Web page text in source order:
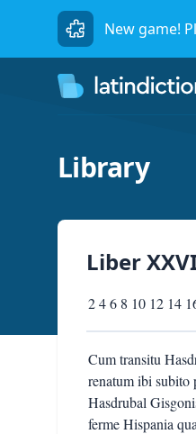
New game!
Library
Liber
2 4 6 8 10 12 14
Cum transitu
renatum ibi subito
Hasdrubal
ferme Hispania